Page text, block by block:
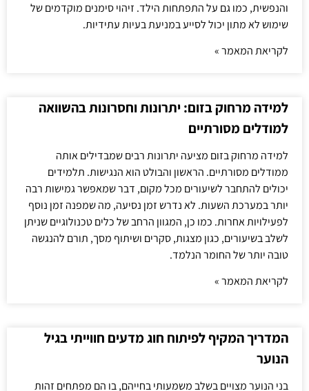
והנפשית, כמו גם על התפתחות הילד. זיהוי סימנים מוקדמים של
שימוש לא מתון יכול לסייע במניעת בעיות עתידיות.
לקריאת המאמר »
למידה מרחוק בזום: יתרונות וחסרונות בהשוואה
למודלים מסורתיים
למידה מרחוק בזום מציעה יתרונות רבים שמבדילים אותה
ממודלים מסורתיים. הראשון והבולט הוא הנגישות. תלמידים
יכולים להתחבר לשיעורים מכל מקום, דבר שמאפשר גמישות רבה
יותר במערכת השעות. לא נדרש זמן נסיעה, מה שמפנה זמן נוסף
לפעילויות אחרות. כמו כן, המגוון הרחב של כלים טכנולוגיים שניתן
לשלב בשיעורים, כגון מצגות, סקרים ושיתוף מסך, תורם להנגשה
טובה יותר של החומר הנלמד.
לקריאת המאמר »
המדריך המקיף לפיתוח חוג מדעים חווייתי בגיל
הנוער
בני הנוער מצויים בשלב משמעותי בחייהם, בו הם מפתחים זהות